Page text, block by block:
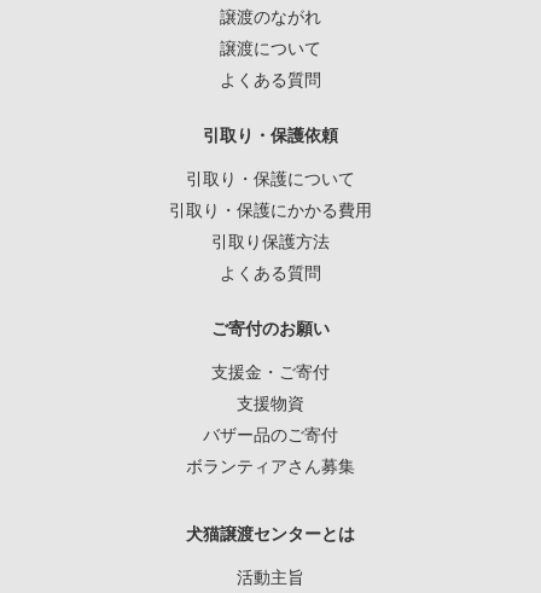
譲渡のながれ
譲渡について
よくある質問
引取り・保護依頼
引取り・保護について
引取り・保護にかかる費用
引取り保護方法
よくある質問
ご寄付のお願い
支援金・ご寄付
支援物資
バザー品のご寄付
ボランティアさん募集
犬猫譲渡センターとは
活動主旨